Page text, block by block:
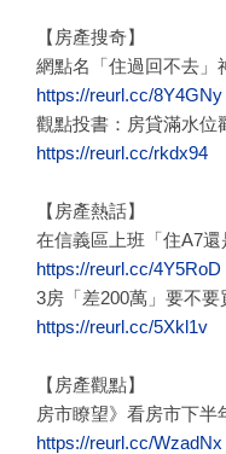
【房產搜奇】
網點名「住過回不去
https://reurl.cc/8Y4GNy
觀點投書：房貸滿水位
https://reurl.cc/rkdx94
【房產熱話】
在信義區上班「住A7
https://reurl.cc/4Y5RoD
3房「差200萬」要不
https://reurl.cc/5Xkl1v
【房產觀點】
房市瞭望》看房市下
https://reurl.cc/WzadNx